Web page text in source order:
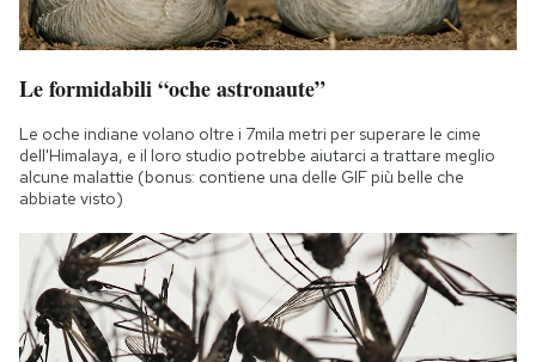
Le formidabili “oche astronaute”
Le oche indiane volano oltre i 7mila metri per superare le cime
dell'Himalaya, e il loro studio potrebbe aiutarci a trattare meglio
alcune malattie (bonus: contiene una delle GIF più belle che
abbiate visto)